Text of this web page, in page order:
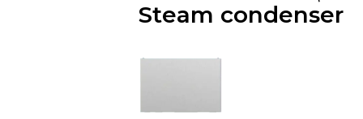
Steam condenser